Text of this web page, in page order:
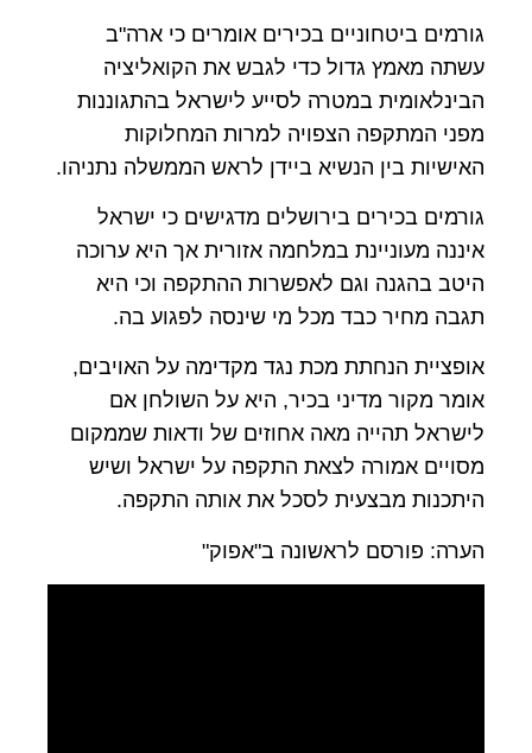
גורמים ביטחוניים בכירים אומרים כי ארה"ב
עשתה מאמץ גדול כדי לגבש את הקואליציה
הבינלאומית במטרה לסייע לישראל בהתגוננות
מפני המתקפה הצפויה למרות המחלוקות
האישיות בין הנשיא ביידן לראש הממשלה נתניהו.
גורמים בכירים בירושלים מדגישים כי ישראל
איננה מעוניינת במלחמה אזורית אך היא ערוכה
היטב בהגנה וגם לאפשרות ההתקפה וכי היא
תגבה מחיר כבד מכל מי שינסה לפגוע בה.
אופציית הנחתת מכת נגד מקדימה על האויבים,
אומר מקור מדיני בכיר, היא על השולחן אם
לישראל תהייה מאה אחוזים של ודאות שממקום
מסויים אמורה לצאת התקפה על ישראל ושיש
היתכנות מבצעית לסכל את אותה התקפה.
הערה: פורסם לראשונה ב"אפוק"